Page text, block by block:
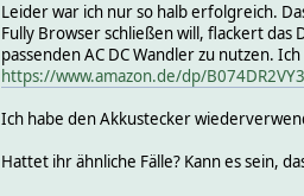
Leider war ich nur so halb erfolgreich.
Fully Browser schließen will, flackert
passenden AC DC Wandler zu nutzen.
https://www.amazon.de/dp/
Ich habe den Akkustecker
Hattet ihr ähnliche Fälle? Kann es sein,